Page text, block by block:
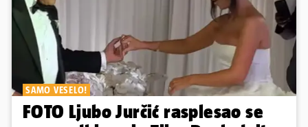
SAMO VESELO!
FOTO Ljubo Jurčić rasplesao se